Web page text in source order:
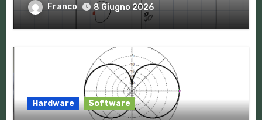
Franco 8 Giugno 2026
Hardware Software